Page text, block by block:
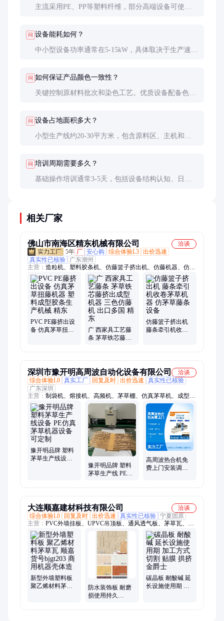
主流采用PE、PP等塑料纤维，部分高端设备可使用
问 设备能耗如何？
中小型设备功率通常在5-15kW，具体取决于生产速度
问 如何保证产品颜色一致性？
关键控制原材料批次和染色工艺。优质设备配备色母
问 设备占地面积多大？
小型生产线约20-30平方米，包含原料区、主机和成
问 培训周期需要多久？
基础操作培训通常3-5天，包括设备结构认知、日常
相关厂家
佛山市南海区精东机械有限公司
洽谈
5年 厂 安心购 综合体验L3 出价迅速
真实性已核验
广东潮州
主营： 造粒机、塑料胶条机、仿藤篮子挤出机、仿藤机器、仿藤
机、收卷机、牵引机、挤出机、塑料挤出机、裁切机、裁断机、
塑料收卷机、胶条收卷机、收卷设备、仿藤设备、胶条挤出机、
管材机、管材挤出机、行星机、胶条挤出设备、胶条设备、皮带
牵引机、双收卷机、单收卷机、吸管挤出机
PVC PE藤挤出设
备 仿真茅草扭藤
广 西家具工艺藤
条 茅草铁芯藤挤
仿藤篮子挤出机
藤条牵引机收卷
深圳市豫开明高周波自动化设备有限公司
洽谈
综合体验L0 真实工厂 回复及时 出价迅速
真实性已核验
广东深圳
主营： 制袋机、熔接机、高频机、茅草棚、仿真茅草机、成型
机、热压机、电动机、帆布机、封口机、袋子机、焊接机、熔断
机、塑料pe袋、气垫粉扑、高周波机、塑料薄膜、高频热合机、
抛光清洁布、吸塑包装机、高周波设备、封口吸塑机、地暖膜拉
料机、高周波热合机、地热袋热合机
豫开明品牌 塑料
茅草生产线设备
豫开明品牌 塑料
茅草生产线 PE仿
高周波热合机免
费上门安装调试
大连顺嘉建材科技有限公司
洽谈
综合体验L0
回复及时 出价迅速 真实性已核验 宁夏固原
主营： PVC外墙挂板、UPVC吊顶板、通风透气板、茅草瓦、外
墙挂板、碳晶板、水泥纤维板、金属雕花板、透气吊顶板、PVC
挂板、外墙PVC挂板、PVC吊顶板、水泥板、冰火板、A级水泥
板、金刚木、室内防撞板、室内竹木纤维板、竹木纤维板、室内
碳晶板、室内吊顶板、檐口板、檐口吊顶板、水泥外墙板、通体
板、保温一体板
新型外墙塑料板
聚乙烯材料茅草
防水装饰板 耐磨
损使用持久
碳晶板 耐酸碱 延
长设施使用期 加